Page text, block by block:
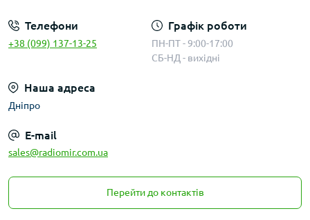
Телефони
+38 (099) 137-13-25
Графік роботи
ПН-ПТ - 9:00-17:00
СБ-НД - вихідні
Наша адреса
Дніпро
E-mail
sales@radiomir.com.ua
Перейти до контактів